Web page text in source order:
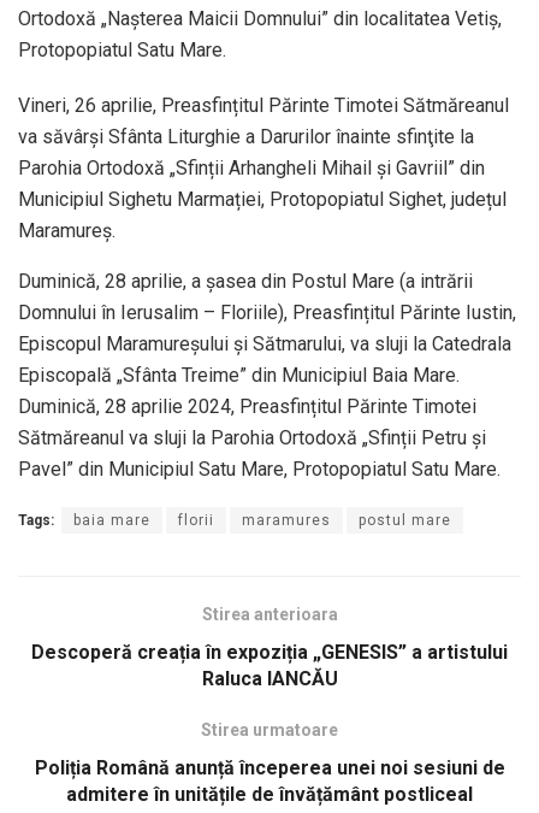
Ortodoxă „Nașterea Maicii Domnului” din localitatea Vetiș,
Protopopiatul Satu Mare.
Vineri, 26 aprilie, Preasfințitul Părinte Timotei Sătmăreanul
va săvârși Sfânta Liturghie a Darurilor înainte sfinţite la
Parohia Ortodoxă „Sfinții Arhangheli Mihail și Gavriil” din
Municipiul Sighetu Marmației, Protopopiatul Sighet, județul
Maramureș.
Duminică, 28 aprilie, a șasea din Postul Mare (a intrării
Domnului în Ierusalim – Floriile), Preasfințitul Părinte Iustin,
Episcopul Maramureșului și Sătmarului, va sluji la Catedrala
Episcopală „Sfânta Treime” din Municipiul Baia Mare.
Duminică, 28 aprilie 2024, Preasfințitul Părinte Timotei
Sătmăreanul va sluji la Parohia Ortodoxă „Sfinții Petru și
Pavel” din Municipiul Satu Mare, Protopopiatul Satu Mare.
Tags: baia mare florii maramures postul mare
Stirea anterioara
Descoperă creația în expoziția „GENESIS” a artistului
Raluca IANCĂU
Stirea urmatoare
Poliția Română anunță începerea unei noi sesiuni de
admitere în unitățile de învățământ postliceal